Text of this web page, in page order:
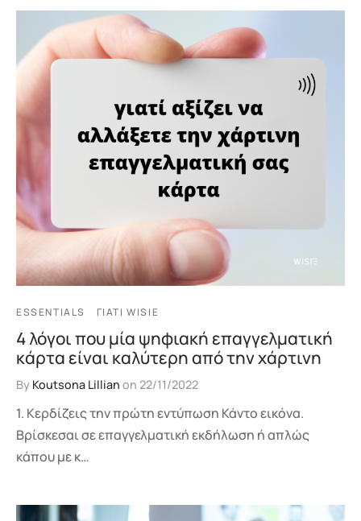
ESSENTIALS ΓΙΑΤΊ WISIE
4 λόγοι που μία ψηφιακή επαγγελματική
κάρτα είναι καλύτερη από την χάρτινη
By Koutsona Lillian on 22/11/2022
1. Κερδίζεις την πρώτη εντύπωση Κάντο εικόνα.
Βρίσκεσαι σε επαγγελματική εκδήλωση ή απλώς
κάπου με κ…